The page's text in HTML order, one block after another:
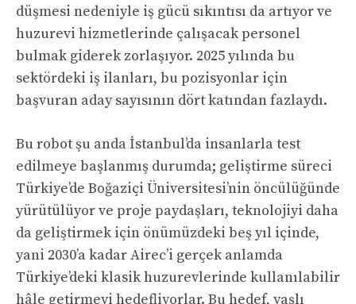
düşmesi nedeniyle iş gücü sıkıntısı da artıyor ve
huzurevi hizmetlerinde çalışacak personel
bulmak giderek zorlaşıyor. 2025 yılında bu
sektördeki iş ilanları, bu pozisyonlar için
başvuran aday sayısının dört katından fazlaydı.
Bu robot şu anda İstanbul’da insanlarla test
edilmeye başlanmış durumda; geliştirme süreci
Türkiye’de Boğaziçi Üniversitesi’nin öncülüğünde
yürütülüyor ve proje paydaşları, teknolojiyi daha
da geliştirmek için önümüzdeki beş yıl içinde,
yani 2030’a kadar Airec’i gerçek anlamda
Türkiye’deki klasik huzurevlerinde kullanılabilir
hâle getirmeyi hedefliyorlar. Bu hedef, yaşlı